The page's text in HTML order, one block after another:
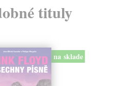
tituly
na sklade